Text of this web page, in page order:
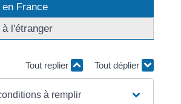
France
l'étranger
Tout replier Tout déplier
à remplir